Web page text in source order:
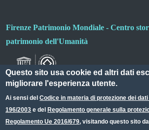
Firenze Patrimonio Mondiale - Centro
patrimonio dell'Umanità
Small prints
Useful links section
Questo sito usa cookie ed altri dati
migliorare l'esperienza utente.
Ai sensi delCodice in materia di protezione dei
196/2003 e del Regolamento generale sulla
Regolamento Ue 2016/679, visitando questo sito